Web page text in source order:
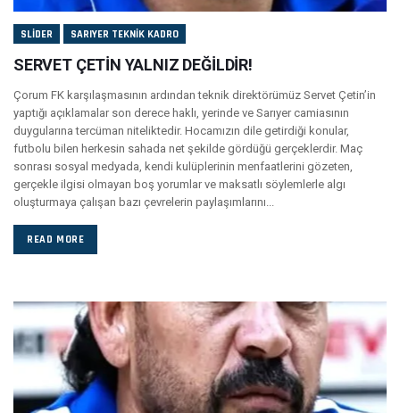
SLIDER SARIYER TEKNIK KADRO
SERVET ÇETİN YALNIZ DEĞİLDİR!
Çorum FK karşılaşmasının ardından teknik direktörümüz Servet Çetin’in
yaptığı açıklamalar son derece haklı, yerinde ve Sarıyer camiasının
duygularına tercüman niteliktedir. Hocamızın dile getirdiği konular,
futbolu bilen herkesin sahada net şekilde gördüğü gerçeklerdir. Maç
sonrası sosyal medyada, kendi kulüplerinin menfaatlerini gözeten,
gerçekle ilgisi olmayan boş yorumlar ve maksatlı söylemlerle algı
oluşturmaya çalışan bazı çevrelerin paylaşımlarını...
READ MORE